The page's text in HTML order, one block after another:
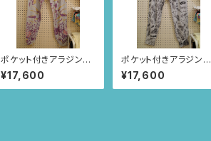
ポケット付きアラジンパ
ンツ size XL(メランジ
グレー/お花とちょうちょ
柄) 71
¥17,600
ポケット付きアラジンパ
ンツ size L(メランジグ
レー/ルイーサの羽根
柄) 70
¥17,600